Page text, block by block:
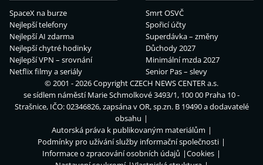
SpaceX na burze
Nejlepší telefony
Nejlepší AI zdarma
Nejlepší chytré hodinky
Nejlepší VPN – srovnání
Netflix filmy a seriály
Smrt OSVČ
Spořicí účty
Superdávka – změny
Důchody 2027
Minimální mzda 2027
Senior Pas – slevy
© 2001 - 2026 CopyrightCZECH NEWS CENTER a.s.
se sídlem náměstí Marie Schmolkové 3493/1, 100 00 Praha 10 -
Strašnice, IČO: 02346826, zapsána v OR, sp.zn. B 19490 a dodavatelé
obsahu
Autorská práva k publikovaným materiálům
Podmínky pro užívání služby informační společnosti
Informace o zpracování osobních údajů
Cookies